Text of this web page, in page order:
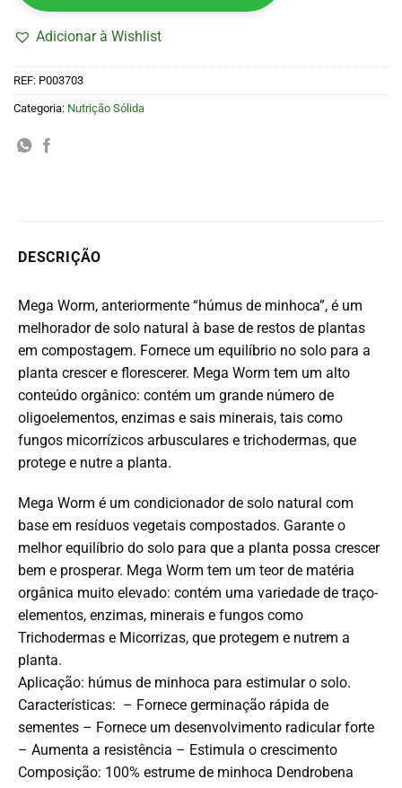
Adicionar à Wishlist
REF: P003703
Categoria: Nutrição Sólida
DESCRIÇÃO
Mega Worm, anteriormente “húmus de minhoca”, é um
melhorador de solo natural à base de restos de plantas
em compostagem. Fornece um equilíbrio no solo para a
planta crescer e florescerer. Mega Worm tem um alto
conteúdo orgânico: contém um grande número de
oligoelementos, enzimas e sais minerais, tais como
fungos micorrízicos arbusculares e trichodermas, que
protege e nutre a planta.
Mega Worm é um condicionador de solo natural com
base em resíduos vegetais compostados. Garante o
melhor equilíbrio do solo para que a planta possa crescer
bem e prosperar. Mega Worm tem um teor de matéria
orgânica muito elevado: contém uma variedade de traço-
elementos, enzimas, minerais e fungos como
Trichodermas e Micorrizas, que protegem e nutrem a
planta.
Aplicação: húmus de minhoca para estimular o solo.
Características: – Fornece germinação rápida de
sementes – Fornece um desenvolvimento radicular forte
– Aumenta a resistência – Estimula o crescimento
Composição: 100% estrume de minhoca Dendrobena